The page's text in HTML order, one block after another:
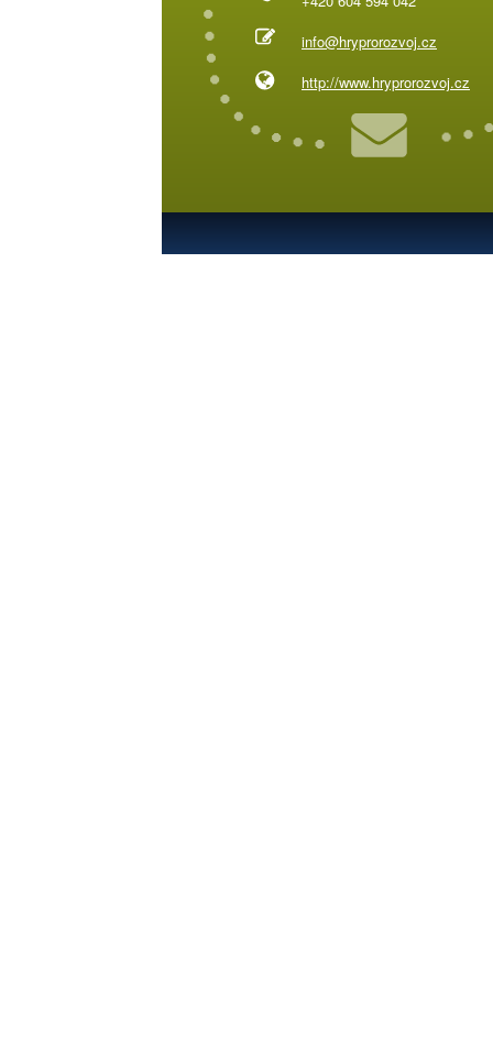
info@hryprorozvoj.cz
http://www.hryprorozvoj.cz